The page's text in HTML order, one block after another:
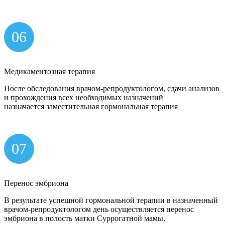
06
Медикаментозная терапия
После обследования врачом-репродуктологом, сдачи анализов
и прохождения всех необходимых назначений
назначается заместительная гормональная терапия
07
Перенос эмбриона
В результате успешной гормональной терапии в назначенный
врачом-репродуктологом день осуществляется перенос
эмбриона в полость матки Суррогатной мамы.